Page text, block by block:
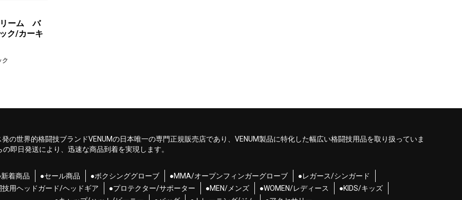
リーム バ
ク/カーキ
ク
発の世界的格闘技ブランドVENUMの日本唯一の専門正規販売店であり、VENUM製品に特化した幅広い格闘技用品を取り扱っていま
即日発送により、迅速な商品到着を実現します。
新着商品 ●セール商品 ●ボクシンググローブ ●MMA/オープンフィンガーグローブ
●レガース/シンガード
技用ヘッドガード/ヘッドギア
●プロテクター/サポーター ●MEN/メンズ ●WOMEN/レディース
●KIDS/キッズ